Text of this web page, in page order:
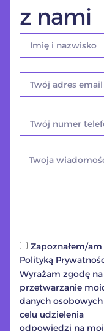
z nami
Zapoznałem/am
Polityką
Wyrażam zgodę na
przetwarzanie
danych
celu udzielenia
odpowiedzi na